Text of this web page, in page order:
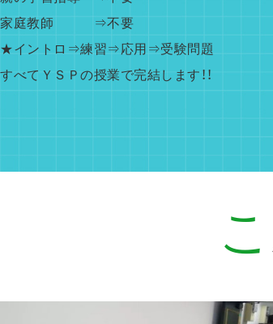
家庭教師 ⇒不要
★イントロ⇒練習⇒応用⇒受験問題
すべてＹＳＰの授業で完結します！！
こ